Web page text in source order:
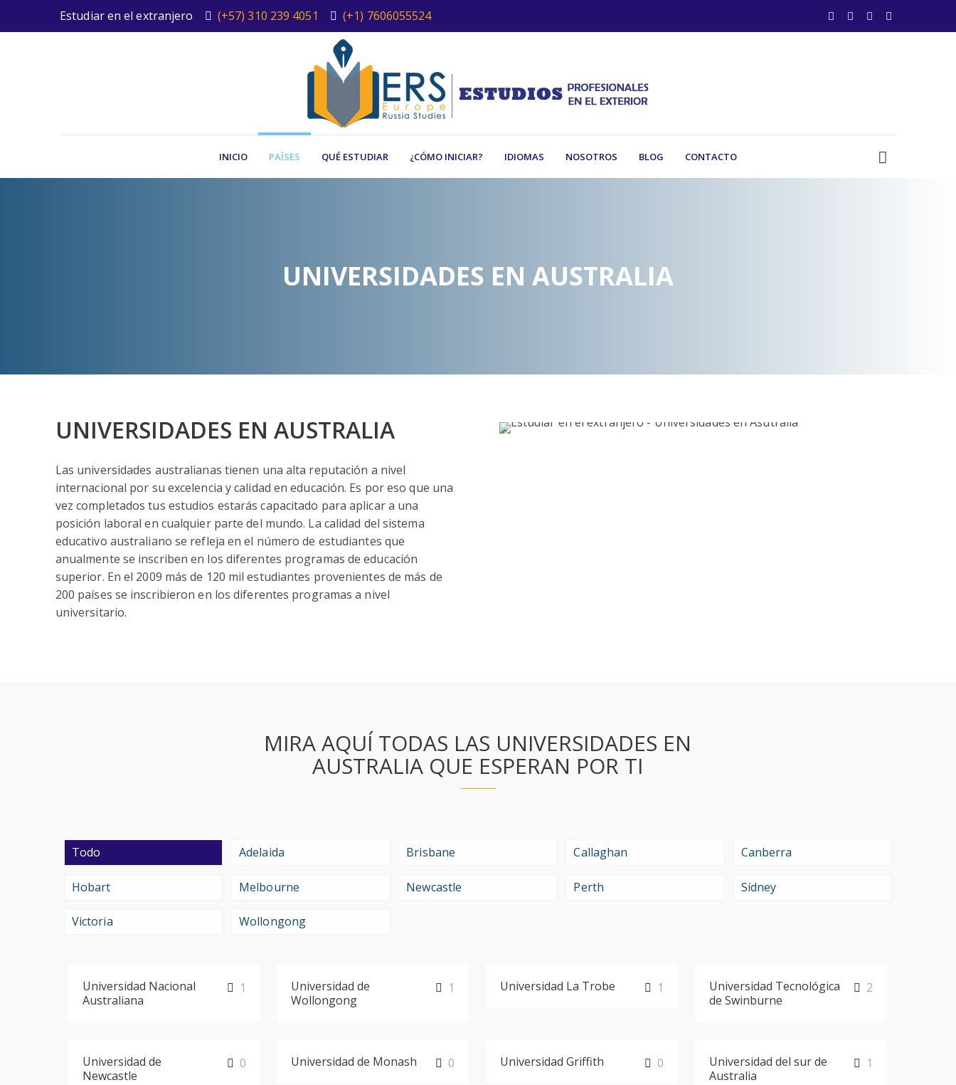
Estudiar en el extranjero (+57) 310 239 4051 (+1) 7606055524
INICIO PAÍSES QUÉ ESTUDIAR ¿CÓMO INICIAR? IDIOMAS NOSOTROS BLOG CONTACTO
UNIVERSIDADES EN AUSTRALIA
UNIVERSIDADES EN AUSTRALIA
Las universidades australianas tienen una alta reputación a nivel
internacional por su excelencia y calidad en educación. Es por eso que una
vez completados tus estudios estarás capacitado para aplicar a una
posición laboral en cualquier parte del mundo. La calidad del sistema
educativo australiano se refleja en el número de estudiantes que
anualmente se inscriben en los diferentes programas de educación
superior. En el 2009 más de 120 mil estudiantes provenientes de más de
200 países se inscribieron en los diferentes programas a nivel
universitario.
MIRA AQUÍ TODAS LAS UNIVERSIDADES EN
AUSTRALIA QUE ESPERAN POR TI
Todo Adelaida Brisbane Callaghan Canberra
Hobart Melbourne Newcastle Perth Sídney
Victoria Wollongong
Universidad Nacional
Australiana
1
Universidad de
Wollongong
1 Universidad La Trobe 1
Universidad Tecnológica
de Swinburne
2
Universidad de
Newcastle
0 Universidad de Monash 0 Universidad Griffith 0
Universidad del sur de
Australia
1